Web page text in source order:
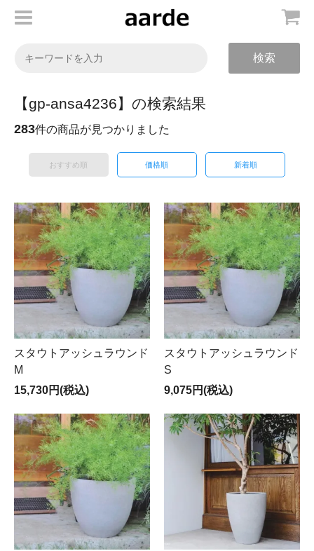
検索
【gp-ansa4236】の検索結果
283件の商品が見つかりました
おすすめ順 価格順 新着順
スタウトアッシュラウンド
M
15,730円(税込)
スタウトアッシュラウンド
S
9,075円(税込)